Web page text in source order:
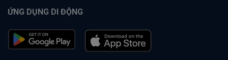
ỨNG DỤNG DI ĐỘNG